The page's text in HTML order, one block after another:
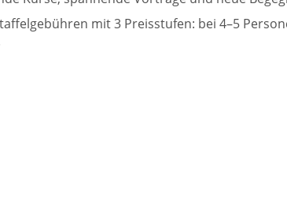
mit 3 Preisstufen: bei 4–5